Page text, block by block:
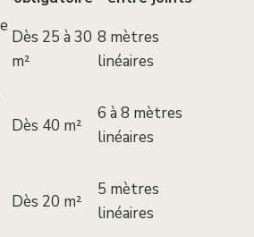
Dès 25 à 30
m²
8 mètres
linéaires
Dès 40 m²
6 à 8 mètres
linéaires
Dès 20 m²
5 mètres
linéaires